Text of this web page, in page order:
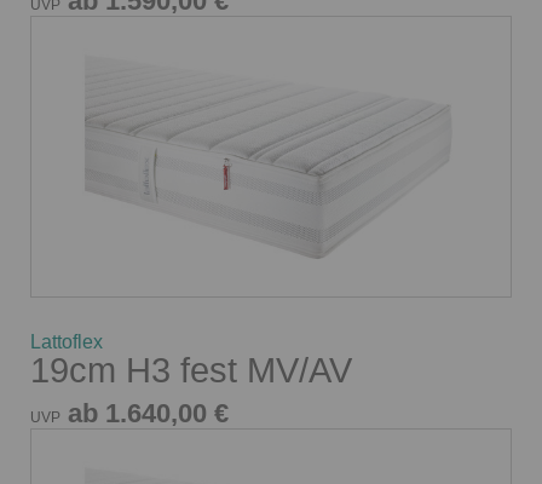
UVP
Lattoflex
19cm H3 fest MV/AV
UVP ab 1.640,00 €